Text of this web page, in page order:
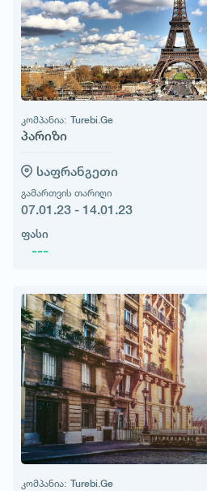
კომპანია: Turebi.Ge
პარიზი
საფრანგეთი
გამართვის თარიღი
07.01.23 - 14.01.23
ფასი
---
კომპანია: Turebi.Ge